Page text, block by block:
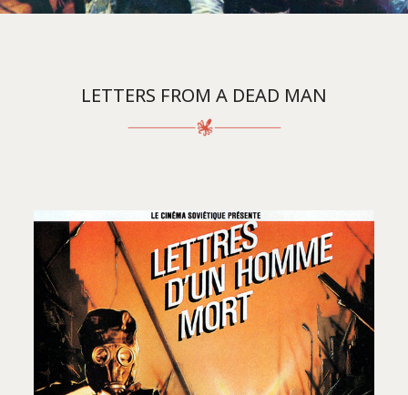
LETTERS FROM A DEAD MAN